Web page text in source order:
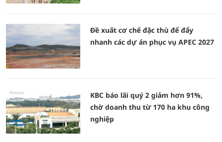
Đề xuất cơ chế đặc thù để đẩy
nhanh các dự án phục vụ APEC 2027
KBC báo lãi quý 2 giảm hơn 91%,
chờ doanh thu từ 170 ha khu công
nghiệp